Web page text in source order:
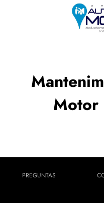
Motor
PREGUNTAS